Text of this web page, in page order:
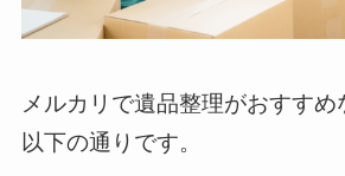
メルカリで遺品整理がおすすめ
以下の通りです。